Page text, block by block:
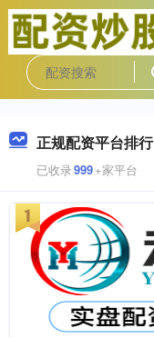
正规配资平台排行
已收录999+家平台